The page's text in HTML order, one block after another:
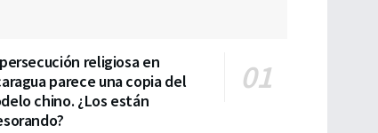
religiosa en
parece una copia del
chino. ¿Los están